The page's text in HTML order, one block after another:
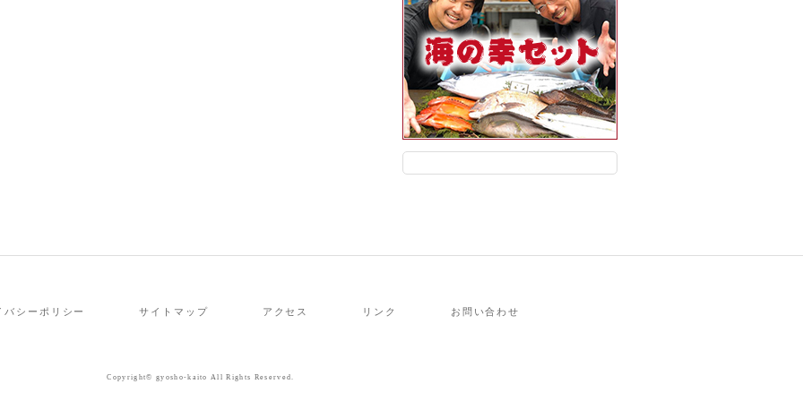
バシーポリシー サイトマップ アクセス リンク お問い合わせ
Copyright© gyosho-kaito All Rights Reserved.